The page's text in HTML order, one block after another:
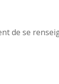
de se